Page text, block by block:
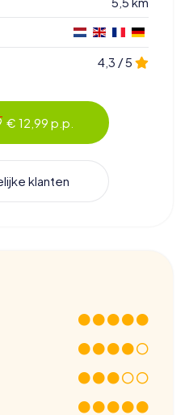
4,3 / 5
€ 12,99 p.p.
klanten